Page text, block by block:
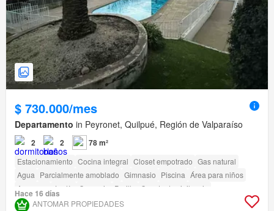
$ 730.000/mes
Departamento in Peyronet, Quilpué, Región de Valparaíso
2 2 78 m²
Estacionamiento Cocina integral Closet empotrado Gas natural
Agua Parcialmente amoblado Gimnasio Piscina Área para niños
Ascensor
Jardín Conserje Parilla Caseta de vigilancia
Hace 16 días
ANTOMAR PROPIEDADES